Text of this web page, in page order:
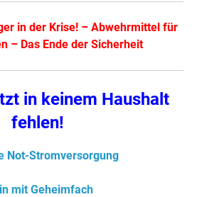
in der Krise!– Abwehrmittel für
– Das Ende der Sicherheit
in keinem Haushalt
fehlen!
Not-Stromversorgung
mit Geheimfach